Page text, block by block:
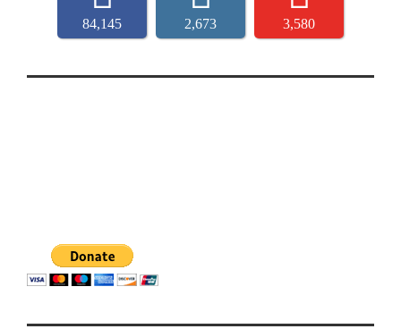
84,145 2,673 3,580